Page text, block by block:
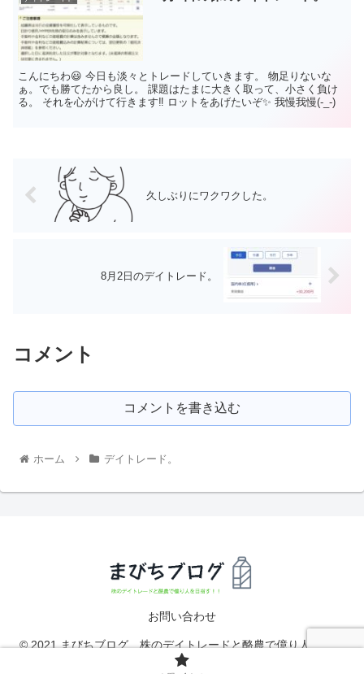
こんにちわ😃 今日も淡々とトレードしていきます。 物足りないな
ぁ。でも勝てたから良し。 課題はたまに大きく取って、小さく負け
る。 それを心がけて行きます‼️ ロットをあげたいぞ✨ 我慢我慢(-_-)
久しぶりにワクワクした。
8月2日のデイトレード。
コメント
コメントを書き込む
ホーム デイトレード。
お問い合わせ
© 2021 まびちブログ 株のデイトレードと酪農で億り人を目指
す！！.